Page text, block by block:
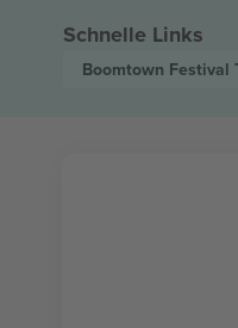
Schnelle Links
Boomtown Festival